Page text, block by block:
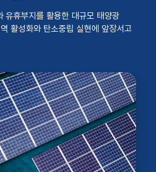
유휴부지를 활용한 대규모 태양광
활성화와 탄소중립 실현에 앞장서고